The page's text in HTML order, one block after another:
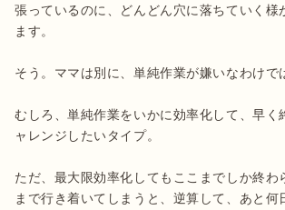
張っているのに、どんどん穴に落ちていく様
ます。
そう。ママは別に、単純作業が嫌いなわけで
むしろ、単純作業をいかに効率化して、早く
ャレンジしたいタイプ。
ただ、最大限効率化してもここまでしか終わ
まで行き着いてしまうと、逆算して、あと何